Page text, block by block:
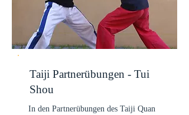
Taiji Partnerübungen - Tui
Shou
In den Partnerübungen des Taiji Quan